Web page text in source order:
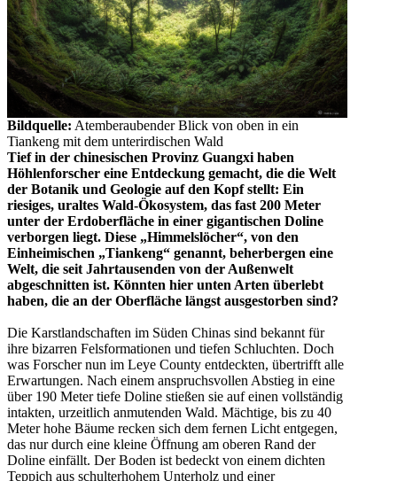
Bildquelle: Atemberaubender Blick von oben in ein
Tiankeng mit dem unterirdischen Wald
Tief in der chinesischen Provinz Guangxi haben
Höhlenforscher eine Entdeckung gemacht, die die Welt
der Botanik und Geologie auf den Kopf stellt: Ein
riesiges, uraltes Wald-Ökosystem, das fast 200 Meter
unter der Erdoberfläche in einer gigantischen Doline
verborgen liegt. Diese „Himmelslöcher“, von den
Einheimischen „Tiankeng“ genannt, beherbergen eine
Welt, die seit Jahrtausenden von der Außenwelt
abgeschnitten ist. Könnten hier unten Arten überlebt
haben, die an der Oberfläche längst ausgestorben sind?
Die Karstlandschaften im Süden Chinas sind bekannt für
ihre bizarren Felsformationen und tiefen Schluchten. Doch
was Forscher nun im Leye County entdeckten, übertrifft alle
Erwartungen. Nach einem anspruchsvollen Abstieg in eine
über 190 Meter tiefe Doline stießen sie auf einen vollständig
intakten, urzeitlich anmutenden Wald. Mächtige, bis zu 40
Meter hohe Bäume recken sich dem fernen Licht entgegen,
das nur durch eine kleine Öffnung am oberen Rand der
Doline einfällt. Der Boden ist bedeckt von einem dichten
Teppich aus schulterhohem Unterholz und einer